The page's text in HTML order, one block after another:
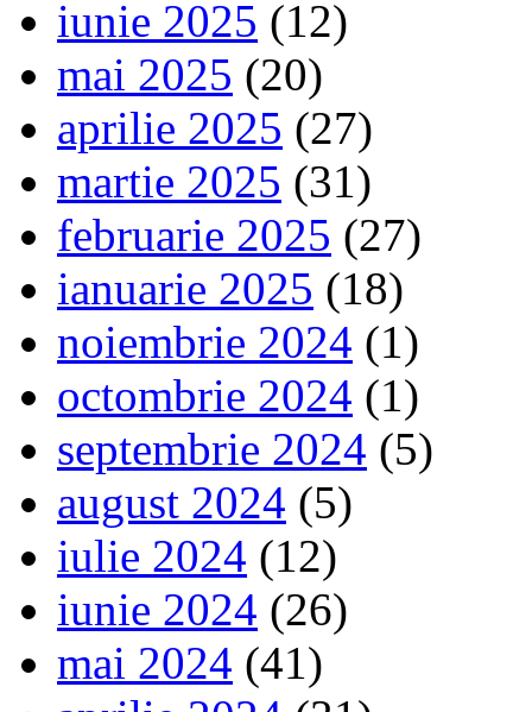
iunie 2025 (12)
mai 2025 (20)
aprilie 2025 (27)
martie 2025 (31)
februarie 2025 (27)
ianuarie 2025 (18)
noiembrie 2024 (1)
octombrie 2024 (1)
septembrie 2024 (5)
august 2024 (5)
iulie 2024 (12)
iunie 2024 (26)
mai 2024 (41)